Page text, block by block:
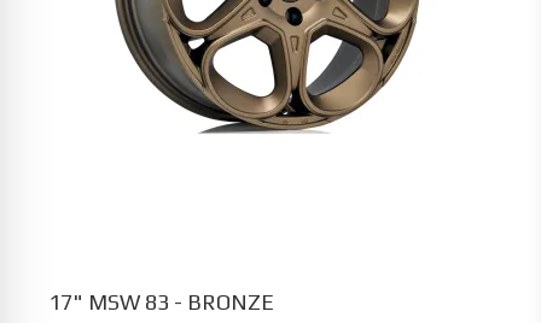
17" MSW 83 - BRONZE